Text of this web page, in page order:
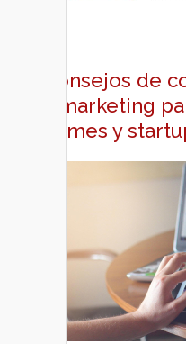
Consejos de
y marketing
pymes y